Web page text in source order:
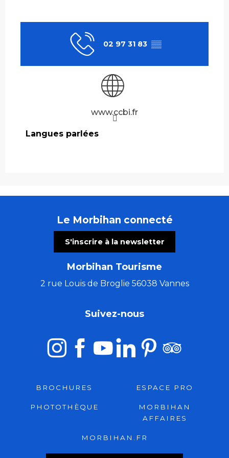
02 97 31 83 ▒▒
www.ccbi.fr
Langues parlées
Langues parlées
Le Morbihan connecté
S'inscrire à la newsletter
Morbihan Tourisme
2 rue Louis de Broglie 56038 Vannes
Suivez-nous
BROCHURES ESPACE PRO
PHOTOTHÈQUE
MORBIHAN
AFFAIRES
MORBIHAN.FR